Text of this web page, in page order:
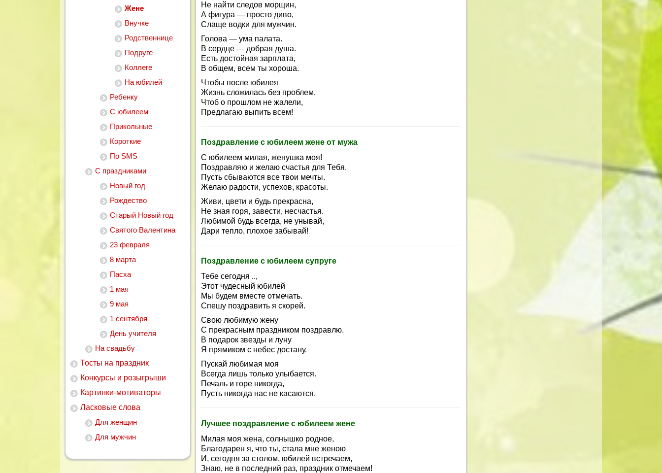
Жене
Внучке
Родственнице
Подруге
Коллеге
На юбилей
Ребенку
С юбилеем
Прикольные
Короткие
По SMS
С праздниками
Новый год
Рождество
Старый Новый год
Святого Валентина
23 февраля
8 марта
Пасха
1 мая
9 мая
1 сентября
День учителя
На свадьбу
Тосты на праздник
Конкурсы и розыгрыши
Картинки-мотиваторы
Ласковые слова
Для женщин
Для мужчин
Не найти следов морщин,
А фигура — просто диво,
Слаще водки для мужчин.
Голова — ума палата.
В сердце — добрая душа.
Есть достойная зарплата,
В общем, всем ты хороша.
Чтобы после юбилея
Жизнь сложилась без проблем,
Чтоб о прошлом не жалели,
Предлагаю выпить всем!
Поздравление с юбилеем жене от мужа
С юбилеем милая, женушка моя!
Поздравляю и желаю счастья для Тебя.
Пусть сбываются все твои мечты.
Желаю радости, успехов, красоты.
Живи, цвети и будь прекрасна,
Не зная горя, завести, несчастья.
Любимой будь всегда, не унывай,
Дари тепло, плохое забывай!
Поздравление с юбилеем супруге
Тебе сегодня ..,
Этот чудесный юбилей
Мы будем вместе отмечать.
Спешу поздравить я скорей.
Свою любимую жену
С прекрасным праздником поздравлю.
В подарок звезды и луну
Я прямиком с небес достану.
Пускай любимая моя
Всегда лишь только улыбается.
Печаль и горе никогда,
Пусть никогда нас не касаются.
Лучшее поздравление с юбилеем жене
Милая моя жена, солнышко родное,
Благодарен я, что ты, стала мне женою
И, сегодня за столом, юбилей встречаем,
Знаю, не в последний раз, праздник отмечаем!